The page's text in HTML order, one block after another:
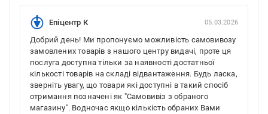
Епіцентр К 05.03.2026
Добрий день! Ми пропонуємо можливість самовивозу
замовлених товарів з нашого центру видачі, проте ця
послуга доступна тільки за наявності достатньої
кількості товарів на складі відвантаження. Будь ласка,
зверніть увагу, що товари які доступні в такий спосіб
отримання позначені як "Самовивіз з обраного
магазину". Водночас якщо кількість обраних Вами